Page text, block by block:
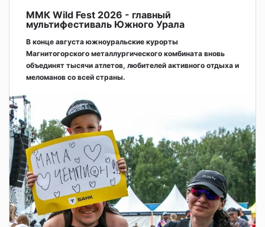
ММК Wild Fest 2026 - главный
мультифестиваль Южного Урала
В конце августа южноуральские курорты
Магнитогорского металлургического комбината вновь
объединят тысячи атлетов, любителей активного отдыха и
меломанов со всей страны.